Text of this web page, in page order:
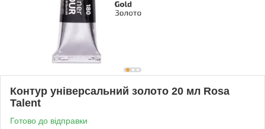
Контур універсальний золото 20 мл Rosa
Talent
Готово до відправки